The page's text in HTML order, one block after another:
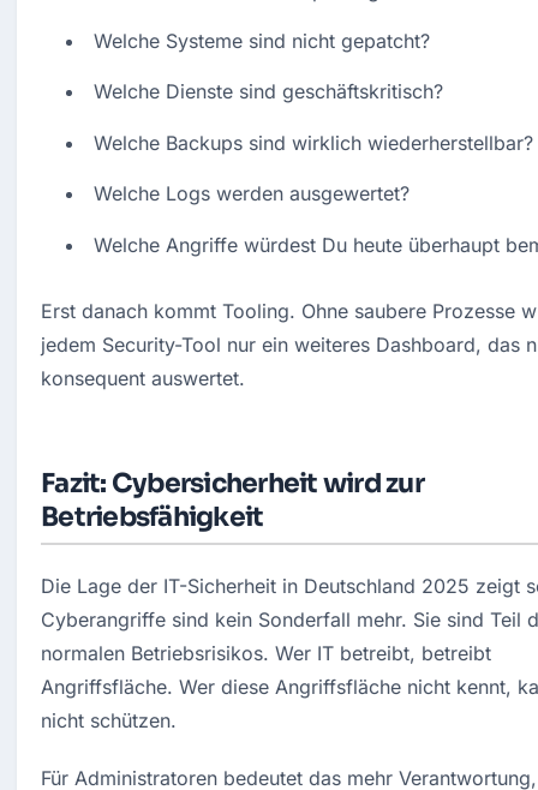
Welche Systeme sind nicht gepatcht?
Welche Dienste sind geschäftskritisch?
Welche Backups sind wirklich wiederherstellbar?
Welche Logs werden ausgewertet?
Welche Angriffe würdest Du heute überhaupt
Erst danach kommt Tooling. Ohne saubere Prozesse
jedem Security-Tool nur ein weiteres Dashboard, das
konsequent auswertet.
Fazit: Cybersicherheit wird zur
Betriebsfähigkeit
Die Lage der IT-Sicherheit in Deutschland 2025 zeigt
Cyberangriffe sind kein Sonderfall mehr. Sie sind Teil
normalen Betriebsrisikos. Wer IT betreibt, betreibt
Angriffsfläche. Wer diese Angriffsfläche nicht kennt,
nicht schützen.
Für Administratoren bedeutet das mehr